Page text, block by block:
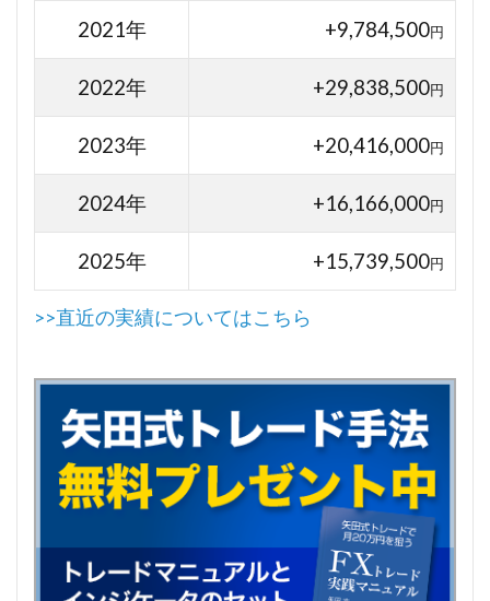
2021年 +9,784,500円
2022年 +29,838,500円
2023年 +20,416,000円
2024年 +16,166,000円
2025年 +15,739,500円
>>直近の実績についてはこちら